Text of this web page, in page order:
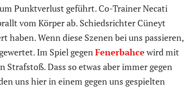
Punktverlust geführt. Co-Trainer Necati
vom Körper ab. Schiedsrichter Cüneyt
haben. Wenn diese Szenen bei uns passieren,
Im Spiel gegen Fenerbahce wird mit
Strafstoß. Dass so etwas aber immer gegen
uns hier in einem gegen uns gespielten